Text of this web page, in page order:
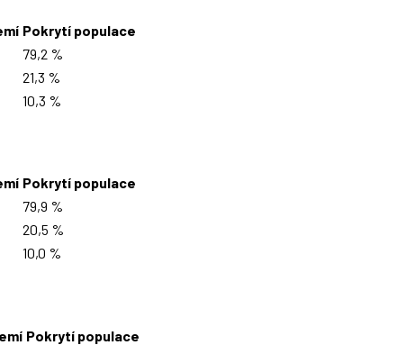
Pokrytí populace
79,2 %
21,3 %
10,3 %
Pokrytí populace
79,9 %
20,5 %
10,0 %
Pokrytí populace